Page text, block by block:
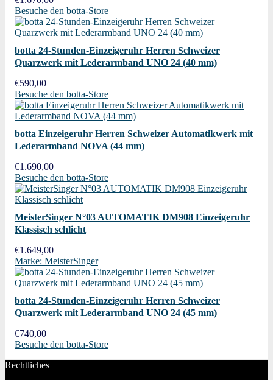
Besuche den botta-Store
botta 24-Stunden-Einzeigeruhr Herren Schweizer
Quarzwerk mit Lederarmband UNO 24 (40 mm)
€590,00
Besuche den botta-Store
botta Einzeigeruhr Herren Schweizer Automatikwerk mit
Lederarmband NOVA (44 mm)
€1.690,00
Besuche den botta-Store
MeisterSinger N°03 AUTOMATIK DM908 Einzeigeruhr
Klassisch schlicht
€1.649,00
Marke: MeisterSinger
botta 24-Stunden-Einzeigeruhr Herren Schweizer
Quarzwerk mit Lederarmband UNO 24 (45 mm)
€740,00
Besuche den botta-Store
Rechtliches